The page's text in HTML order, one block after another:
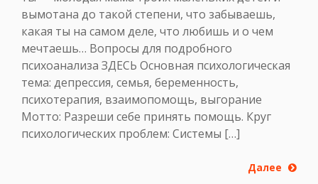
вымотана до такой степени, что забываешь,
какая ты на самом деле, что любишь и о чем
мечтаешь… Вопросы для подробного
психоанализа ЗДЕСЬ Основная психологическая
тема: депрессия, семья, беременность,
психотерапия, взаимопомощь, выгорание
Мотто: Разреши себе принять помощь. Круг
психологических проблем: Системы […]
Далее